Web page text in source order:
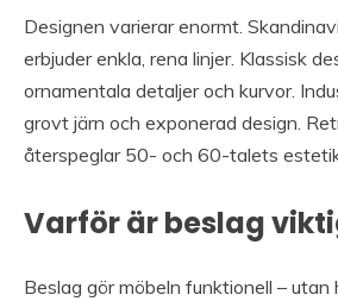
Designen varierar enormt.
erbjuder enkla, rena linjer. Klassisk
ornamentala detaljer och kurvor.
grovt järn och exponerad design.
återspeglar 50- och 60-talets
Varför är beslag
Beslag gör möbeln funktionell –